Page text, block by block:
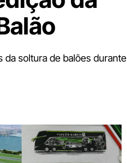
soltura de balões durante
Digite
aqui
seu